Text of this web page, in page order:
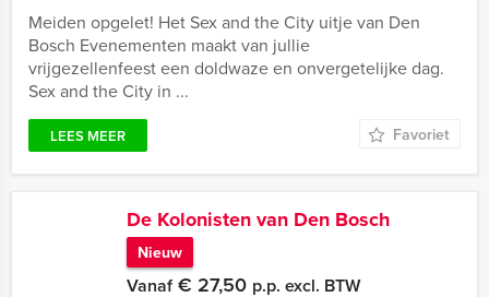
Meiden opgelet! Het Sex and the City uitje van Den
Bosch Evenementen maakt van jullie
vrijgezellenfeest een doldwaze en onvergetelijke dag.
Sex and the City in ...
LEES MEER Favoriet
De Kolonisten van Den Bosch
Nieuw
Vanaf€ 27,50 p.p. excl. BTW